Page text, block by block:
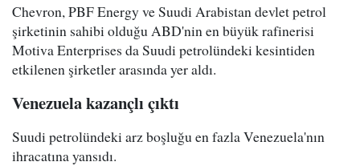
Chevron, PBF Energy ve Suudi Arabistan devlet petrol
şirketinin sahibi olduğu ABD'nin en büyük rafinerisi
Motiva Enterprises da Suudi petrolündeki kesintiden
etkilenen şirketler arasında yer aldı.
Venezuela kazançlı çıktı
Suudi petrolündeki arz boşluğu en fazla Venezuela'nın
ihracatına yansıdı.